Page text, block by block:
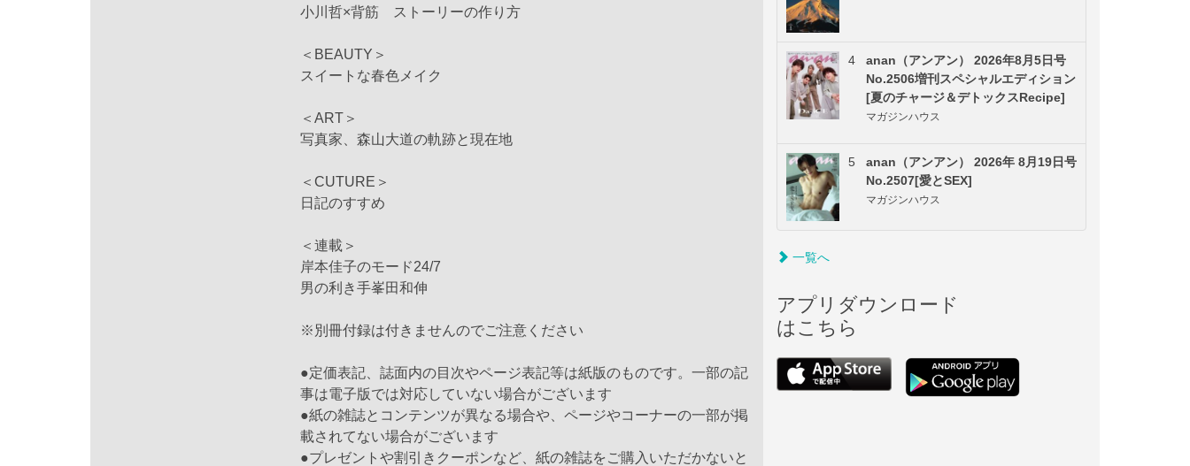
小川哲×背筋 ストーリーの作り方
＜BEAUTY＞
スイートな春色メイク
＜ART＞
写真家、森山大道の軌跡と現在地
＜CUTURE＞
日記のすすめ
＜連載＞
岸本佳子のモード24/7
男の利き手峯田和伸
※別冊付録は付きませんのでご注意ください
●定価表記、誌面内の目次やページ表記等は紙版のものです。一部の記
事は電子版では対応していない場合がございます
●紙の雑誌とコンテンツが異なる場合や、ページやコーナーの一部が掲
載されてない場合がございます
●プレゼントや割引きクーポンなど、紙の雑誌をご購入いただかないと
4
anan（アンアン） 2026年8月5日号
No.2506増刊スペシャルエディション
[夏のチャージ＆デトックスRecipe]
マガジンハウス
5
anan（アンアン） 2026年 8月19日号
No.2507[愛とSEX]
マガジンハウス
一覧へ
アプリダウンロード
はこちら